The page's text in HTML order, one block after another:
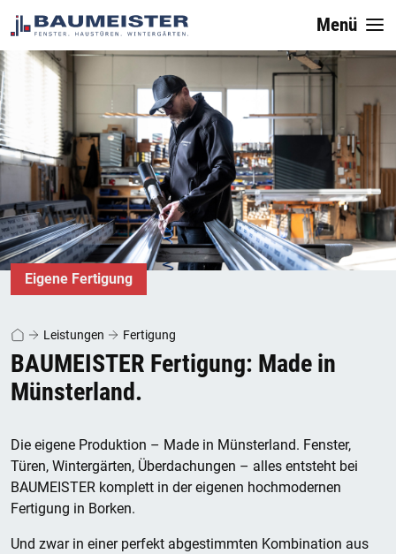
Menü
Eigene Fertigung
Leistungen Fertigung
BAUMEISTER Fertigung: Made in
Münsterland.
Die eigene Produktion – Made in Münsterland. Fenster,
Türen, Wintergärten, Überdachungen – alles entsteht bei
BAUMEISTER komplett in der eigenen hochmodernen
Fertigung in Borken.
Und zwar in einer perfekt abgestimmten Kombination aus